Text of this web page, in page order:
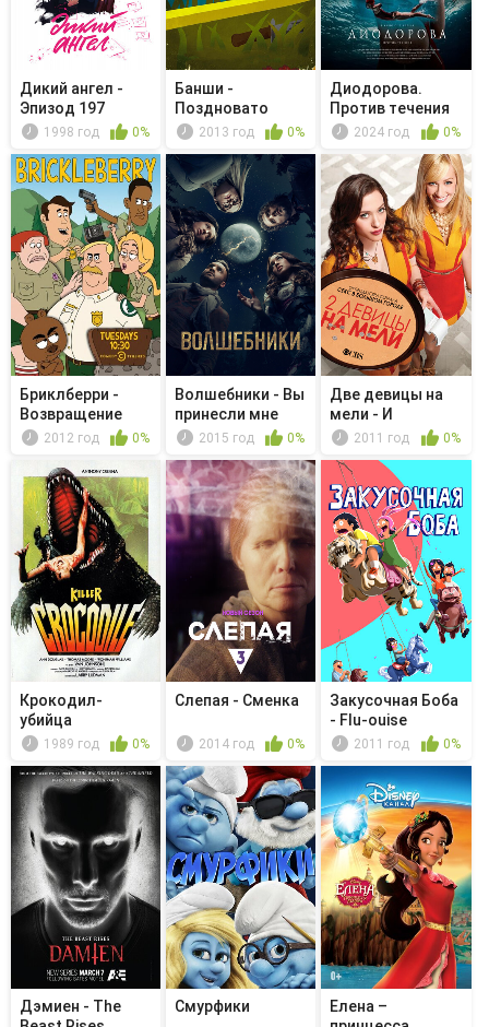
Дикий ангел -
Эпизод 197
1998 год 0%
Банши -
Поздновато
растить яйца
2013 год 0%
Диодорова.
Против течения
2024 год 0%
Бриклберри -
Возвращение
2012 год 0%
Волшебники - Вы
принесли мне
пироженки?
2015 год 0%
Две девицы на
мели - И
кошерные кексы
2011 год 0%
Крокодил-
убийца
1989 год 0%
Слепая - Сменка
2014 год 0%
Закусочная Боба
- Flu-ouise
2011 год 0%
Дэмиен - The
Смурфики
Елена –